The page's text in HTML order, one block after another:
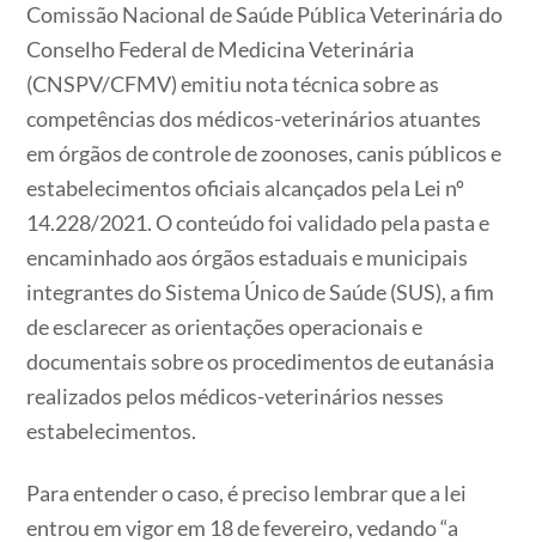
Comissão Nacional de Saúde Pública Veterinária do
Conselho Federal de Medicina Veterinária
(CNSPV/CFMV) emitiu nota técnica sobre as
competências dos médicos-veterinários atuantes
em órgãos de controle de zoonoses, canis públicos e
estabelecimentos oficiais alcançados pela Lei nº
14.228/2021. O conteúdo foi validado pela pasta e
encaminhado aos órgãos estaduais e municipais
integrantes do Sistema Único de Saúde (SUS), a fim
de esclarecer as orientações operacionais e
documentais sobre os procedimentos de eutanásia
realizados pelos médicos-veterinários nesses
estabelecimentos.
Para entender o caso, é preciso lembrar que a lei
entrou em vigor em 18 de fevereiro, vedando “a